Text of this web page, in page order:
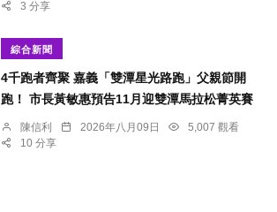
3 分享
綜合新聞
4千跑者齊聚 嘉義「雙潭星光路跑」父親節開
跑！ 市長黃敏惠預告11月迎雙潭馬拉松菁英賽
陳信利 2026年八月09日
5,007 觀看
10 分享